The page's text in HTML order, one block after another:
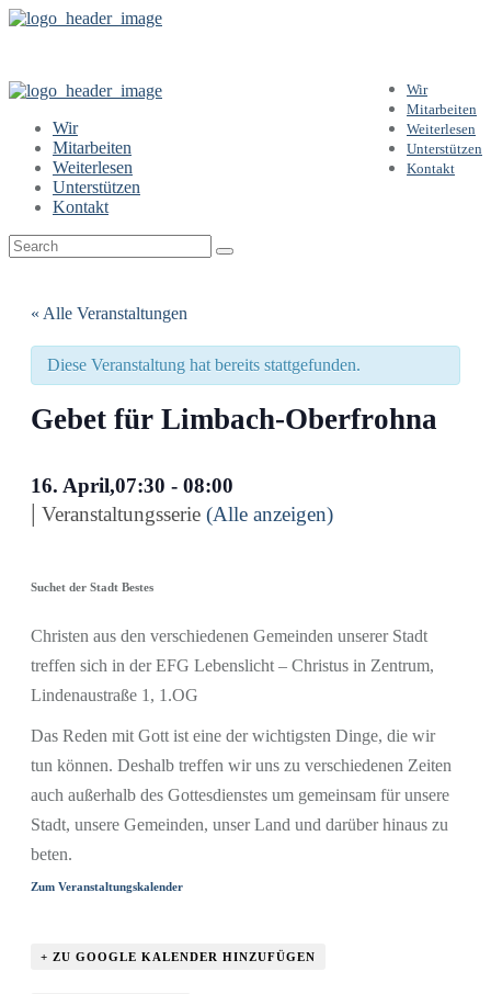
Wir
Mitarbeiten
Weiterlesen
Unterstützen
Kontakt
Wir
Mitarbeiten
Weiterlesen
Unterstützen
Kontakt
« Alle Veranstaltungen
Diese Veranstaltung hat bereits stattgefunden.
Gebet für Limbach-Oberfrohna
16. April,07:30 - 08:00
| Veranstaltungsserie (Alle anzeigen)
Suchet der Stadt Bestes
Christen aus den verschiedenen Gemeinden unserer Stadt
treffen sich in der EFG Lebenslicht – Christus in Zentrum,
Lindenaustraße 1, 1.OG
Das Reden mit Gott ist eine der wichtigsten Dinge, die wir
tun können. Deshalb treffen wir uns zu verschiedenen Zeiten
auch außerhalb des Gottesdienstes um gemeinsam für unsere
Stadt, unsere Gemeinden, unser Land und darüber hinaus zu
beten.
Zum Veranstaltungskalender
+ ZU GOOGLE KALENDER HINZUFÜGEN